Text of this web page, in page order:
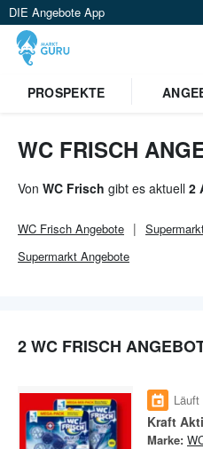
DIE Angebote App
PROSPEKTE
WC FRISCH
Von WC Frisch gibt es aktuell 2
WC Frisch Angebote
Supermarkt Angebote
2 WC FRISCH
Läuft
Kraft
Marke: